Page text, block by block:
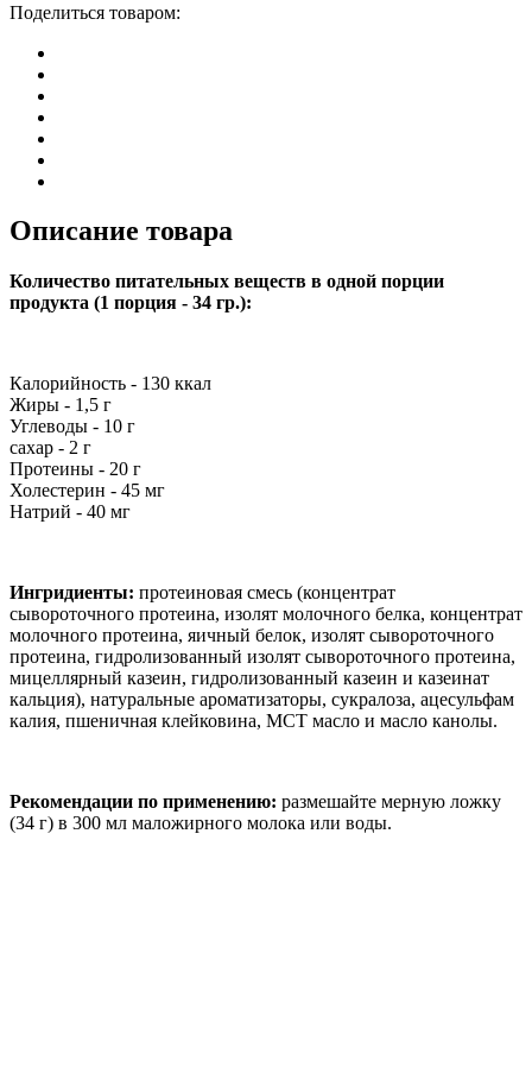
Поделиться товаром:
Описание товара
Количество питательных веществ в одной порции
продукта (1 порция - 34 гр.):
Калорийность - 130 ккал
Жиры - 1,5 г
Углеводы - 10 г
сахар - 2 г
Протеины - 20 г
Холестерин - 45 мг
Натрий - 40 мг
Ингридиенты: протеиновая смесь (концентрат
сывороточного протеина, изолят молочного белка, концентрат
молочного протеина, яичный белок, изолят сывороточного
протеина, гидролизованный изолят сывороточного протеина,
мицеллярный казеин, гидролизованный казеин и казеинат
кальция), натуральные ароматизаторы, сукралоза, ацесульфам
калия, пшеничная клейковина, MCT масло и масло канолы.
Рекомендации по применению: размешайте мерную ложку
(34 г) в 300 мл маложирного молока или воды.